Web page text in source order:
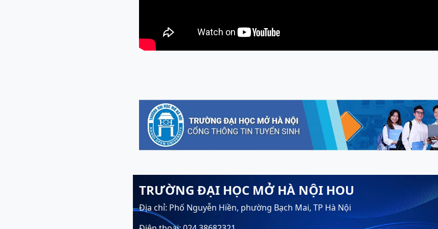
TRƯỜNG ĐẠI HỌC MỞ HÀ NỘI HOU
Địa chỉ: Phố Nguyễn Hiền, phường Bạch Mai, TP Hà Nội